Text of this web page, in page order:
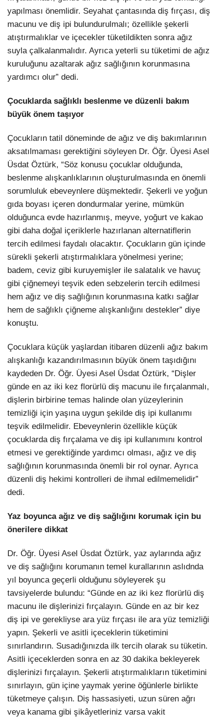
yapılması önemlidir. Seyahat çantasında diş fırçası, diş
macunu ve diş ipi bulundurulmalı; özellikle şekerli
atıştırmalıklar ve içecekler tüketildikten sonra ağız
suyla çalkalanmalıdır. Ayrıca yeterli su tüketimi de ağız
kuruluğunu azaltarak ağız sağlığının korunmasına
yardımcı olur” dedi.
Çocuklarda sağlıklı beslenme ve düzenli bakım
büyük önem taşıyor
Çocukların tatil döneminde de ağız ve diş bakımlarının
aksatılmaması gerektiğini söyleyen Dr. Öğr. Üyesi Asel
Üsdat Öztürk, “Söz konusu çocuklar olduğunda,
beslenme alışkanlıklarının oluşturulmasında en önemli
sorumluluk ebeveynlere düşmektedir. Şekerli ve yoğun
gıda boyası içeren dondurmalar yerine, mümkün
olduğunca evde hazırlanmış, meyve, yoğurt ve kakao
gibi daha doğal içeriklerle hazırlanan alternatiflerin
tercih edilmesi faydalı olacaktır. Çocukların gün içinde
sürekli şekerli atıştırmalıklara yönelmesi yerine;
badem, ceviz gibi kuruyemişler ile salatalık ve havuç
gibi çiğnemeyi teşvik eden sebzelerin tercih edilmesi
hem ağız ve diş sağlığının korunmasına katkı sağlar
hem de sağlıklı çiğneme alışkanlığını destekler” diye
konuştu.
Çocuklara küçük yaşlardan itibaren düzenli ağız bakım
alışkanlığı kazandırılmasının büyük önem taşıdığını
kaydeden Dr. Öğr. Üyesi Asel Üsdat Öztürk, “Dişler
günde en az iki kez florürlü diş macunu ile fırçalanmalı,
dişlerin birbirine temas halinde olan yüzeylerinin
temizliği için yaşına uygun şekilde diş ipi kullanımı
teşvik edilmelidir. Ebeveynlerin özellikle küçük
çocuklarda diş fırçalama ve diş ipi kullanımını kontrol
etmesi ve gerektiğinde yardımcı olması, ağız ve diş
sağlığının korunmasında önemli bir rol oynar. Ayrıca
düzenli diş hekimi kontrolleri de ihmal edilmemelidir”
dedi.
Yaz boyunca ağız ve diş sağlığını korumak için bu
önerilere dikkat
Dr. Öğr. Üyesi Asel Üsdat Öztürk, yaz aylarında ağız
ve diş sağlığını korumanın temel kurallarının aslıdnda
yıl boyunca geçerli olduğunu söyleyerek şu
tavsiyelerde bulundu: “Günde en az iki kez florürlü diş
macunu ile dişlerinizi fırçalayın. Günde en az bir kez
diş ipi ve gerekliyse ara yüz fırçası ile ara yüz temizliği
yapın. Şekerli ve asitli içeceklerin tüketimini
sınırlandırın. Susadığınızda ilk tercih olarak su tüketin.
Asitli içeceklerden sonra en az 30 dakika bekleyerek
dişlerinizi fırçalayın. Şekerli atıştırmalıkların tüketimini
sınırlayın, gün içine yaymak yerine öğünlerle birlikte
tüketmeye çalışın. Diş hassasiyeti, uzun süren ağrı
veya kanama gibi şikâyetleriniz varsa vakit